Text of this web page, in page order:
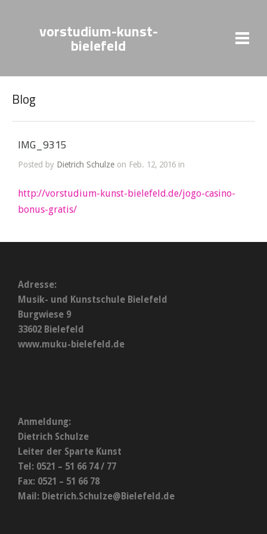
vorstudium-kunst-
bielefeld
Blog
IMG_9315
Posted by Dietrich Schulze on Feb. 12, 2016 in
http://vorstudium-kunst-bielefeld.de/jogo-casino-
bonus-gratis/
Adresse:
Musik- und Kunstschule Bielefeld
Burgwiese 9
33602 Bielefeld
www.muku-bielefeld.de
Anmeldung:
Dietrich Schulze
Leiter der Sparte Kunst
Tel: 0521 – 51 66 74 / 77
Fax: 0521 – 51 66 78
Mail: Dietrich.Schulze@Bielefeld.de